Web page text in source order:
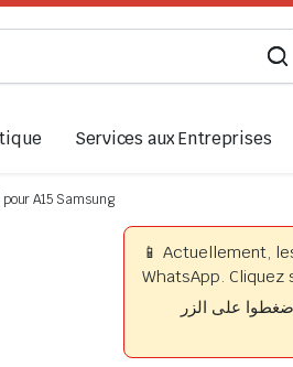
Services aux Entreprises
A15 Samsung
📱 Actuellement,
WhatsApp. Cliquez
على الزر